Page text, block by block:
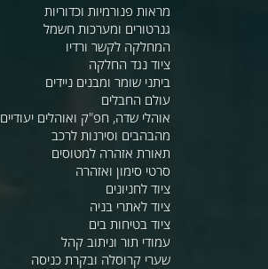
מראות פנורמיות וכדוריות
גנרטורים ומערכות חשמל
המחלקה לקשר ורדיו
ציוד נגד החלקה
ביתני שומר ומבנים ניידים
עולם החבלים
אוהלי שדה, חפ"ק ואוהלים יעודיים
מהבהבים וסירנות לרכב
תאורת אזהרה למטוסים
סרטי סימון ואזהרה
ציוד לחניונים
ציוד לאתרי בניה
ציוד בטיחות בים
עמודי תור וניתוב קהל
שערי קרוסלה ובקרת כניסה